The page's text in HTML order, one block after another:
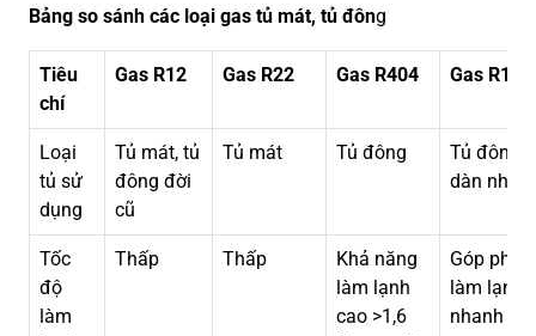
Bảng so sánh các loại gas tủ mát, tủ đông
Tiêu
chí
Gas R12 Gas R22 Gas R404 Gas
Loại
tủ sử
dụng
Tủ mát, tủ
đông đời
cũ
Tủ mát Tủ đông
Tủ đông
dàn nhôm
Tốc
độ
làm
Thấp Thấp
Khả năng
làm lạnh
cao >1,6
Góp phần
làm lạnh
nhanh